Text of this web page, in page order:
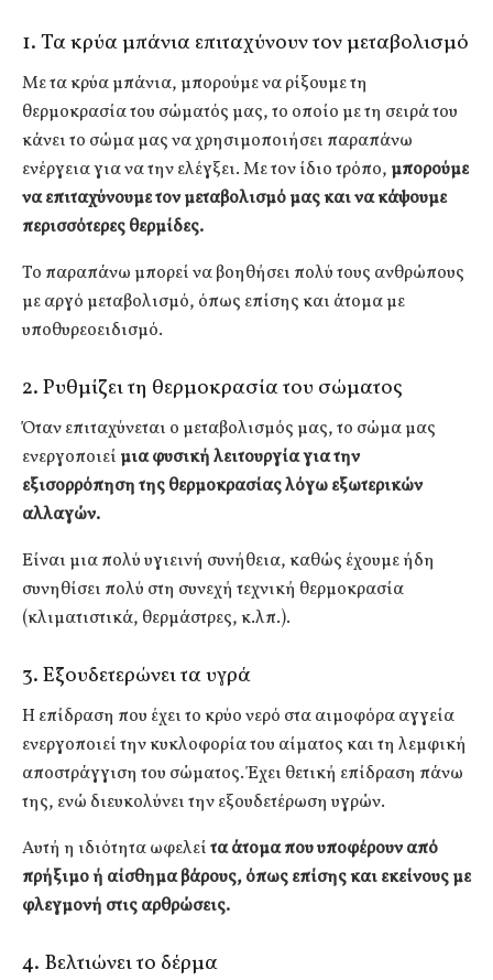
1. Τα κρύα μπάνια επιταχύνουν τον μεταβολισμό
Με τα κρύα μπάνια, μπορούμε να ρίξουμε τη
θερμοκρασία του σώματός μας, το οποίο με τη σειρά του
κάνει το σώμα μας να χρησιμοποιήσει παραπάνω
ενέργεια για να την ελέγξει. Με τον ίδιο τρόπο, μπορούμε
να επιταχύνουμε τον μεταβολισμό μας και να κάψουμε
περισσότερες θερμίδες.
Το παραπάνω μπορεί να βοηθήσει πολύ τους ανθρώπους
με αργό μεταβολισμό, όπως επίσης και άτομα με
υποθυρεοειδισμό.
2. Ρυθμίζει τη θερμοκρασία του σώματος
Όταν επιταχύνεται ο μεταβολισμός μας, το σώμα μας
ενεργοποιεί μια φυσική λειτουργία για την
εξισορρόπηση της θερμοκρασίας λόγω εξωτερικών
αλλαγών.
Είναι μια πολύ υγιεινή συνήθεια, καθώς έχουμε ήδη
συνηθίσει πολύ στη συνεχή τεχνική θερμοκρασία
(κλιματιστικά, θερμάστρες, κ.λπ.).
3. Εξουδετερώνει τα υγρά
Η επίδραση που έχει το κρύο νερό στα αιμοφόρα αγγεία
ενεργοποιεί την κυκλοφορία του αίματος και τη λεμφική
αποστράγγιση του σώματος. Έχει θετική επίδραση πάνω
της, ενώ διευκολύνει την εξουδετέρωση υγρών.
Αυτή η ιδιότητα ωφελείτα άτομα που υποφέρουν από
πρήξιμο ή αίσθημα βάρους, όπως επίσης και εκείνους με
φλεγμονή στις αρθρώσεις.
4. Βελτιώνει το δέρμα